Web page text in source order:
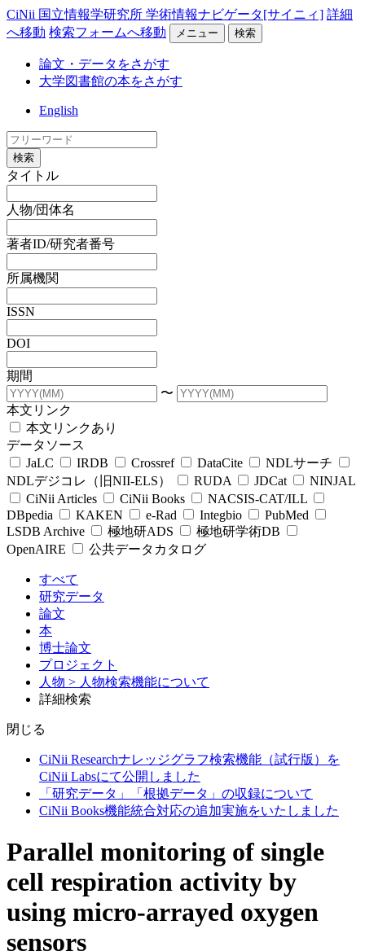
CiNii 国立情報学研究所 学術情報ナビゲータ[サイニィ] 詳細
へ移動 検索フォームへ移動 メニュー 検索
論文・データをさがす
大学図書館の本をさがす
English
検索
タイトル
人物/団体名
著者ID/研究者番号
所属機関
ISSN
DOI
期間
〜
本文リンク
本文リンクあり
データソース
JaLC
IRDB Crossref DataCite
NDLサーチ
NDLデジコレ（旧NII-ELS）
RUDA JDCat
NINJAL
CiNii Articles
CiNii Books
NACSIS-CAT/ILL
DBpedia
KAKEN e-Rad Integbio
PubMed
LSDB Archive
極地研ADS
極地研学術DB
OpenAIRE
公共データカタログ
すべて
研究データ
論文
本
博士論文
プロジェクト
人物 > 人物検索機能について
詳細検索
閉じる
CiNii Researchナレッジグラフ検索機能（試行版）を
CiNii Labsにて公開しました
「研究データ」「根拠データ」の収録について
CiNii Books機能統合対応の追加実施をいたしました
Parallel monitoring of single
cell respiration activity by
using micro-arrayed oxygen
sensors